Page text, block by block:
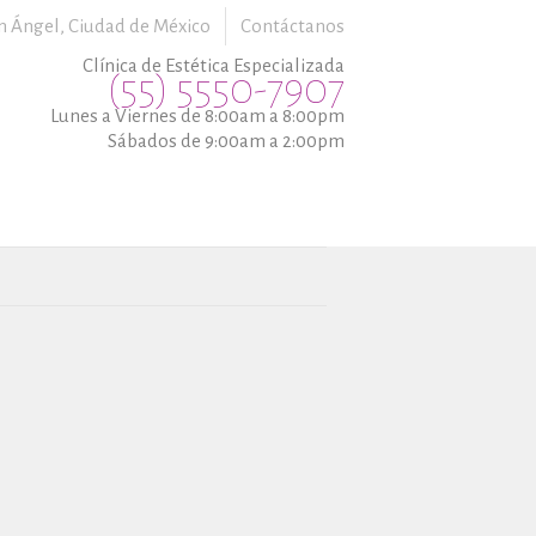
Contáctanos
Ángel, Ciudad de México
Clínica de Estética Especializada
(55) 5550-7907
Lunes a Viernes de 8:00am a 8:00pm
Sábados de 9:00am a 2:00pm